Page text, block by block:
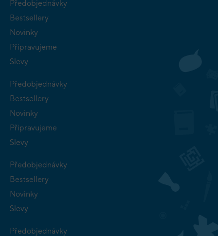
Předobjednávky
Bestsellery
Novinky
Připravujeme
Slevy
Předobjednávky
Bestsellery
Novinky
Připravujeme
Slevy
Předobjednávky
Bestsellery
Novinky
Slevy
Předobjednávky